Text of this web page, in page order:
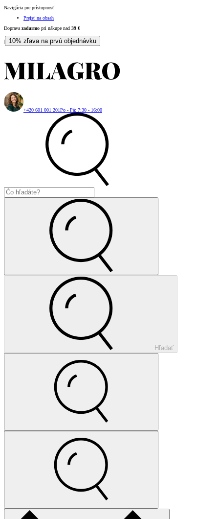
Navigácia pre prístupnosť
Prejsť na obsah
Doprava zadarmo pri nákupe nad 39 €
| 10% zľava na prvú objednávku
+420 601 001 201Po - Pá: 7:30 - 16:00
Hľadať